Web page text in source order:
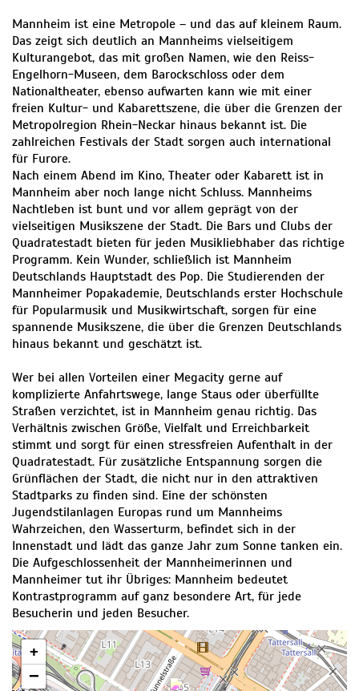
Mannheim ist eine Metropole – und das auf kleinem Raum.
Das zeigt sich deutlich an Mannheims vielseitigem
Kulturangebot, das mit großen Namen, wie den Reiss-
Engelhorn-Museen, dem Barockschloss oder dem
Nationaltheater, ebenso aufwarten kann wie mit einer
freien Kultur- und Kabarettszene, die über die Grenzen der
Metropolregion Rhein-Neckar hinaus bekannt ist. Die
zahlreichen Festivals der Stadt sorgen auch international
für Furore.
Nach einem Abend im Kino, Theater oder Kabarett ist in
Mannheim aber noch lange nicht Schluss. Mannheims
Nachtleben ist bunt und vor allem geprägt von der
vielseitigen Musikszene der Stadt. Die Bars und Clubs der
Quadratestadt bieten für jeden Musikliebhaber das richtige
Programm. Kein Wunder, schließlich ist Mannheim
Deutschlands Hauptstadt des Pop. Die Studierenden der
Mannheimer Popakademie, Deutschlands erster Hochschule
für Popularmusik und Musikwirtschaft, sorgen für eine
spannende Musikszene, die über die Grenzen Deutschlands
hinaus bekannt und geschätzt ist.
Wer bei allen Vorteilen einer Megacity gerne auf
komplizierte Anfahrtswege, lange Staus oder überfüllte
Straßen verzichtet, ist in Mannheim genau richtig. Das
Verhältnis zwischen Größe, Vielfalt und Erreichbarkeit
stimmt und sorgt für einen stressfreien Aufenthalt in der
Quadratestadt. Für zusätzliche Entspannung sorgen die
Grünflächen der Stadt, die nicht nur in den attraktiven
Stadtparks zu finden sind. Eine der schönsten
Jugendstilanlagen Europas rund um Mannheims
Wahrzeichen, den Wasserturm, befindet sich in der
Innenstadt und lädt das ganze Jahr zum Sonne tanken ein.
Die Aufgeschlossenheit der Mannheimerinnen und
Mannheimer tut ihr Übriges: Mannheim bedeutet
Kontrastprogramm auf ganz besondere Art, für jede
Besucherin und jeden Besucher.
+
−